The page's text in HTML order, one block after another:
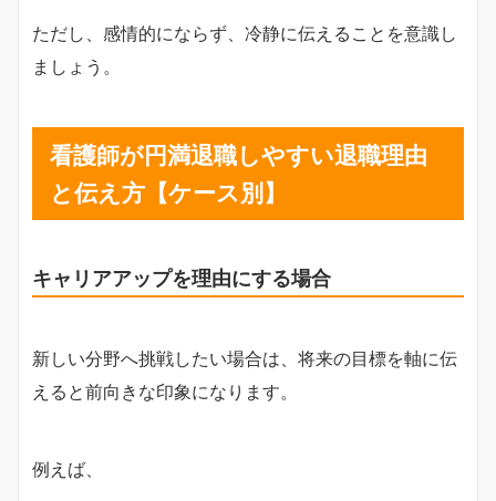
ただし、感情的にならず、冷静に伝えることを意識し
ましょう。
看護師が円満退職しやすい退職理由
と伝え方【ケース別】
キャリアアップを理由にする場合
新しい分野へ挑戦したい場合は、将来の目標を軸に伝
えると前向きな印象になります。
例えば、